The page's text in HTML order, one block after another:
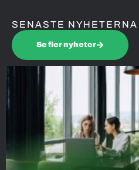
SENASTE NYHETERNA
Se fler nyheter